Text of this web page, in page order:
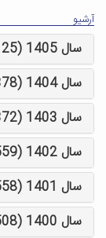
آرشیو
سال 1405 (125)
سال 1404 (378)
سال 1403 (372)
سال 1402 (559)
سال 1401 (558)
سال 1400 (508)